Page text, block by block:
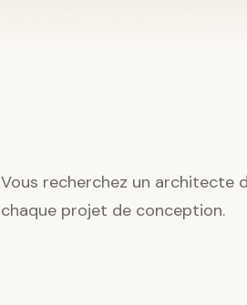
Vous recherchez un architecte
chaque projet de conception.